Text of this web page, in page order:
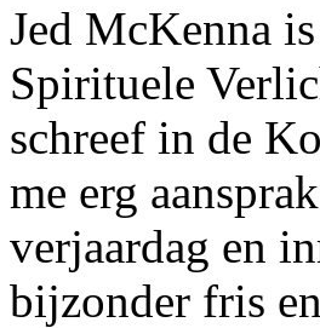
Jed McKenna
Spirituele
schreef in de
me erg
verjaardag en
bijzonder fris